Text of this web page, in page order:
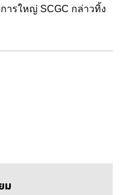
ารใหญ่ SCGC กล่าวทิ้ง
ม